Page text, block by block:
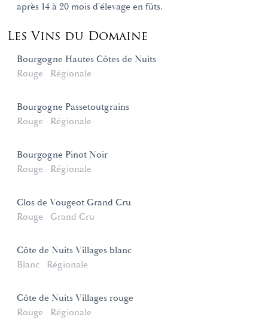
après 14 à 20 mois d'élevage en fûts.
Les Vins du Domaine
Bourgogne Hautes Côtes de Nuits
Rouge
Régionale
Bourgogne Passetoutgrains
Rouge
Régionale
Bourgogne Pinot Noir
Rouge
Régionale
Clos de Vougeot Grand Cru
Rouge
Grand Cru
Côte de Nuits Villages blanc
Blanc
Régionale
Côte de Nuits Villages rouge
Rouge
Régionale